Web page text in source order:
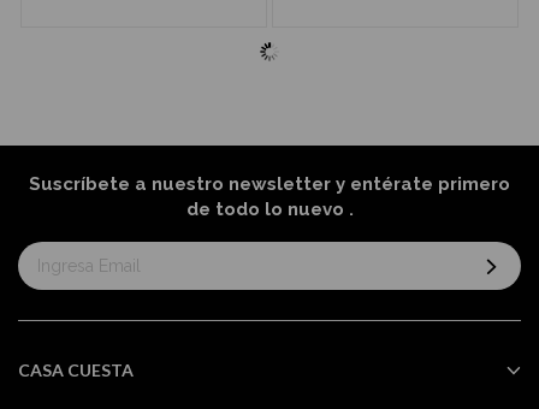
Suscríbete a nuestro newsletter y entérate primero
de todo lo nuevo .
Suscríbase
al
informativo:
CASA CUESTA